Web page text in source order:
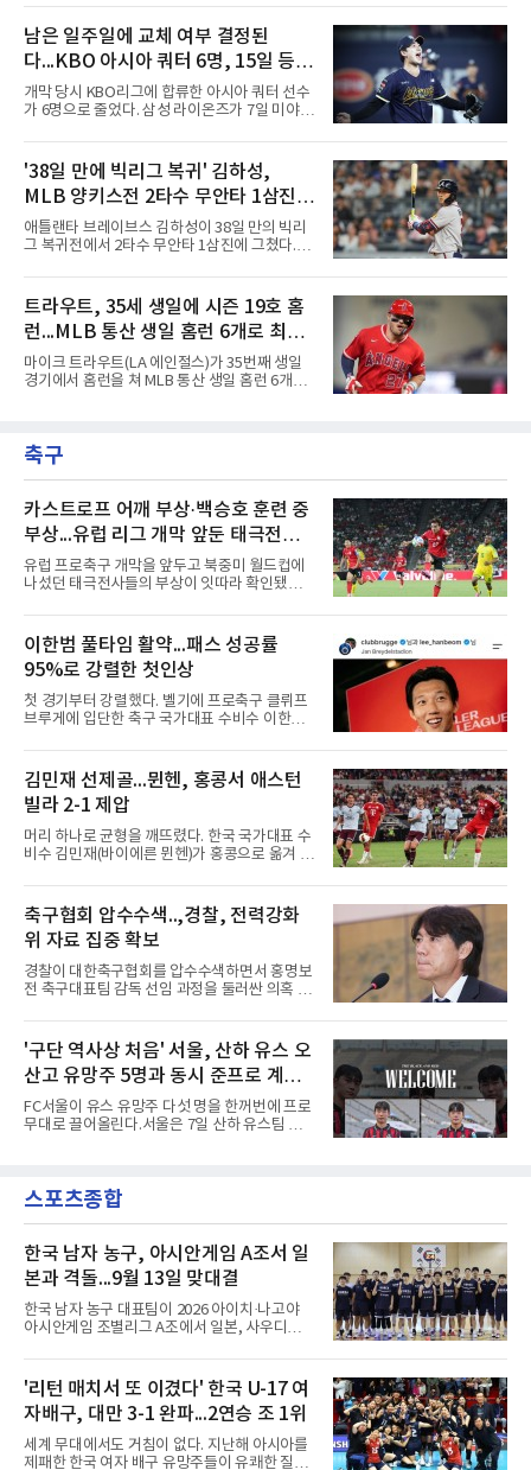
20안타 21실점했다.덕수고는 지난 4월 신세계
이마트배와 지난달 대통령배를
오라클파크에서 열린 2026 MLB 디트로이트 타
이거스전에 2번 타자 우익수로 선발 출전해 3타
수 1안타 1볼넷 2타점 1득점을 기록했다. 시즌
타율은 0.303(402타수 122안타). 1회말 1사에서
상대 선발 카이더 몬테로에게 볼넷을 골라 나간
뒤 라파엘 데버스의 중월 홈런 때 득점했고, 2-2
이던 2회말 2사 만루에서는 몬테로의 3구째 낮
열린 휴스턴 애스트로스전에 9번 타자 2루수로
나서 2타수 1안타를 기록, 타율
남은 일주일에 교체 여부 결정된
다...KBO 아시아 쿼터 6명, 15일 등록
시한이 분수령
개막 당시 KBO리그에 합류한 아시아 쿼터 선수
가 6명으로 줄었다. 삼성 라이온즈가 7일 미야지
입한 결과다.한화 왕옌청과 키움 가나쿠보 유토
는 입지가 확고하다. 왕옌청은 21경기 10승 4패,
평균자책점 3.34로 다승 공동 선두이자 3경기 연
속 퀄리티스타트를 기록 중이다. 가나쿠보는 5
승 4패 13세이브 10홀드, 평균자책점 2.95로 외
국인 최초 10홀드·10세이브를 동시에 달성했
다.kt 스기모토 고키는 전반기 42경기 평균자책
17홀드 공동 선두에 올랐다. SSG 타케다 쇼타도
전반기 1승 7패, 평균자책점
'38일 만에 빅리그 복귀' 김하성,
MLB 양키스전 2타수 무안타 1삼진...
시즌 타율 0.067
애틀랜타 브레이브스 김하성이 38일 만의 빅리
그 복귀전에서 2타수 무안타 1삼진에 그쳤다.김
에서 열린 2026 MLB 뉴욕 양키스와의 원정 경
기에 9번 타자 유격수로 선발 출전했다. 시즌 타
율은 0.068에서 0.067(75타수 5안타)로 떨어졌
다.2회초 2사 1루에서는 양키스 좌완 선발 맥스
프리드의 6구째 몸쪽 싱킹 패스트볼을 쳐 유격
수 뜬공으로 아웃됐고, 5회초에는 루킹 삼진을
당했다. 1-0으로 앞선 8회초 1사에서 대타 도미
이 파열돼 5월 중순 복귀했고, 동계 훈련 부족 여
파로 부진이 이어졌다. 지난달
트라우트, 35세 생일에 시즌 19호 홈
런...MLB 통산 생일 홈런 6개로 최다
타이
마이크 트라우트(LA 에인절스)가 35번째 생일
경기에서 홈런을 쳐 MLB 통산 생일 홈런 6개로
번 타자 중견수로 선발 출전해 3타수 1안타(1홈
런) 1타점 2득점 1볼넷으로 팀의 4-3 승리를 견
립스의 시속 155.8㎞ 바깥쪽 포심을 밀어 쳐 우
중간 담장을 넘겼다. 비거리 122ｍ, 시즌 19호이
자 통산 423번째 홈런이다. 1-2로 뒤진 7회초 2
사 3루에서는 그의 타구가 상대 투수 실책으로
이어져 동점이 됐고, 1루에 나간 뒤 놀런 섀누얼
의 역전 중월 2점 홈런 때 득점
축구
카스트로프 어깨 부상·백승호 훈련 중
부상...유럽 리그 개막 앞둔 태극전사
악재
유럽 프로축구 개막을 앞두고 북중미 월드컵에
나섰던 태극전사들의 부상이 잇따라 확인됐다.
일(한국시간) 옌스 카스트로프가 6일 아마추어
팀 로타흐-에게른과의 친선경기에서 어깨를 다
쳐 당분간 출전이 어렵다고 밝혔다. 그는 후반 교
체 투입돼 두 골을 넣었으나 후반 22분 부상으로
물러났다.독일인 아버지와 한국인 어머니 사이
에서 태어난 카스트로프는 측면 미드필더와 측
면 수비가 가능한 자원으로, 월드컵 남아프리카
은 그가 처음이다. 묀헨글라트바흐는 23일 DFB
포칼 1라운드, 29일 라이프치히
이한범 풀타임 활약...패스 성공률
95%로 강렬한 첫인상
첫 경기부터 강렬했다. 벨기에 프로축구 클뤼프
브루게에 입단한 축구 국가대표 수비수 이한범
뽑혔다.이한범은 8일(한국시간) 벨기에 브뤼헤
의 얀 브레이덜 스타디온에서 열린 코르트레이
크와의 2026-2027 벨기에 주필러리그 1라운드
홈 경기에 선발로 나서 경기 종료까지 뛰었다.출
발 자체가 빨랐다. 2026 북중미 월드컵에서 한국
의 조별리그 3경기를 모두 풀타임으로 소화하며
대표팀 중앙 수비의 주축으로 자리 잡은 그는 덴
선발로 곧장 투입돼 90분을 소화하며 팀의 3-0
완승에 힘을 보탰다.기록도
김민재 선제골...뮌헨, 홍콩서 애스턴
빌라 2-1 제압
머리 하나로 균형을 깨뜨렸다. 한국 국가대표 수
비수 김민재(바이에른 뮌헨)가 홍콩으로 옮겨 열
리에 힘을 보탰다.김민재는 7일(현지시간) 홍콩
카이탁 스포츠파크에서 열린 애스턴 빌라(잉글
랜드)와의 친선경기에서 전반 37분 0의 균형을
깨는 골을 넣었다. 톰 비쇼프가 왼쪽 측면에서 올
린 프리킥에 묘하게 머리를 갖다 대 방향을 바꾸
며 골 그물을 흔들었다.흐름은 좋았다. 제주전에
서 주장 완장을 차고 30여 분을 소화했던 그는
로키로 교체됐다.분데스리가 최다 우승팀(35회)
뮌헨은 프리시즌 아시아
축구협회 압수수색..,경찰, 전력강화
위 자료 집중 확보
경찰이 대한축구협회를 압수수색하면서 홍명보
전 축구대표팀 감독 선임 과정을 둘러싼 의혹 규
비판이 홍 전 감독에게 집중됐지만 경찰의 시선
은 다른 곳을 향한다. 성적 부진과 별개로 선임
과정에 부당함이 있었는지가 수사의 본류다.7일
연합뉴스 취재를 종합하면 서울경찰청 광역수사
단 금융범죄수사대는 전날 축구협회 사무실 등
을 압수수색해 감독 선임 관련 자료를 다수 확보
했다. 특히 감독 후보를 검토해 이사회에 추천하
독을 1순위 후보로 정하고 검증한 과정, 이사회
의 최종 승인 경위를 살
'구단 역사상 처음' 서울, 산하 유스 오
산고 유망주 5명과 동시 준프로 계
약...ACL2 겨냥
FC서울이 유스 유망주 다섯 명을 한꺼번에 프로
무대로 끌어올린다.서울은 7일 산하 유스팀 서
현·정현웅과 2학년 정하원이 대상이다.오산고의
성적이 배경이 됐다. 올 시즌 백운기 전국 고등학
컵, K리그 U-17 챔피언십을 잇달아 제패했다.시
기도 맞물렸다. 서울은 9월 시작하는 아시아축
구연맹(AFC) 챔피언스리그2(ACL2)를 앞두고 선
수단 깊이를 더하는 동시에 유스 출신에게 국제
무대 경험을 주려 했다.면면도 다양하다. 측면 공
격수 정현웅은 돌파력이
스포츠종합
한국 남자 농구, 아시안게임 A조서 일
본과 격돌...9월 13일 맞대결
한국 남자 농구 대표팀이 2026 아이치·나고야
아시안게임 조별리그 A조에서 일본, 사우디아라
가 8일 발표한 일정에 따르면 한국은 9월 10일
사우디, 11일 인도네시아, 13일 일본과 차례로
맞붙는다. FIBA 랭킹은 일본 22위, 한국 57위, 사
우디 65위, 인도네시아 94위로, 랭킹과 홈 이점
을 모두 갖춘 일본이 최대 변수다.니콜라이스 마
줄스(라트비아) 감독이 이끄는 대표팀은 지난달
'리턴 매치서 또 이겼다' 한국 U-17 여
자배구, 대만 3-1 완파...2연승 조 1위
세계 무대에서도 거침이 없다. 지난해 아시아를
제패한 한국 여자 배구 유망주들이 유쾌한 질주